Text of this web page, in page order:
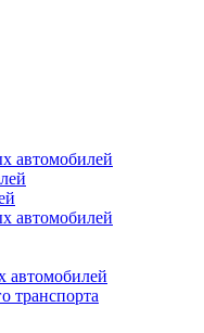
автомобилей
автомобилей
автомобилей
транспорта